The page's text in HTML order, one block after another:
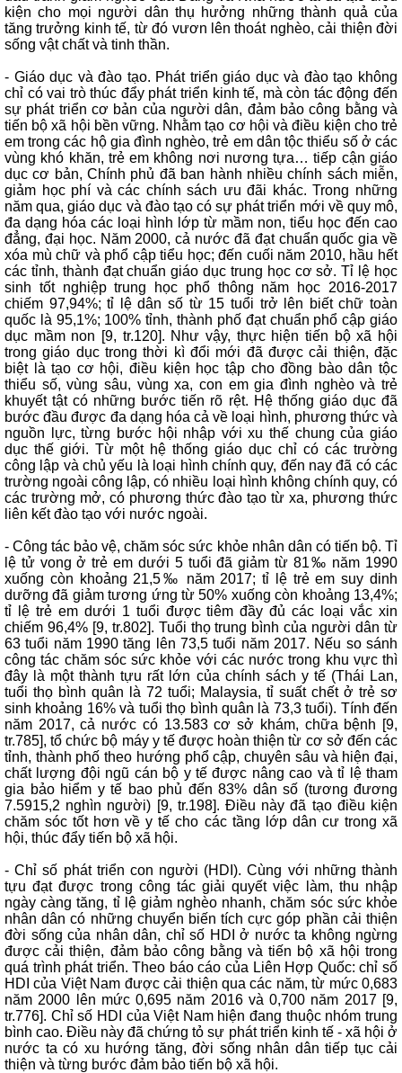
kiện cho mọi người dân thụ hưởng những thành quả của
tăng trưởng kinh tế, từ đó vươn lên thoát nghèo, cải thiện đời
sống vật chất và tinh thần.
- Giáo dục và đào tạo. Phát triển giáo dục và đào tạo không
chỉ có vai trò thúc đẩy phát triển kinh tế, mà còn tác động đến
sự phát triển cơ bản của người dân, đảm bảo công bằng và
tiến bộ xã hội bền vững. Nhằm tạo cơ hội và điều kiện cho trẻ
em trong các hộ gia đình nghèo, trẻ em dân tộc thiểu số ở các
vùng khó khăn, trẻ em không nơi nương tựa… tiếp cận giáo
dục cơ bản, Chính phủ đã ban hành nhiều chính sách miễn,
giảm học phí và các chính sách ưu đãi khác. Trong những
năm qua, giáo dục và đào tạo có sự phát triển mới về quy mô,
đa dạng hóa các loại hình lớp từ mầm non, tiểu học đến cao
đẳng, đại học. Năm 2000, cả nước đã đạt chuẩn quốc gia về
xóa mù chữ và phổ cập tiểu học; đến cuối năm 2010, hầu hết
các tỉnh, thành đạt chuẩn giáo dục trung học cơ sở. Tỉ lệ học
sinh tốt nghiệp trung học phổ thông năm học 2016-2017
chiếm 97,94%; tỉ lệ dân số từ 15 tuổi trở lên biết chữ toàn
quốc là 95,1%; 100% tỉnh, thành phố đạt chuẩn phổ cập giáo
dục mầm non [9, tr.120]. Như vậy, thực hiện tiến bộ xã hội
trong giáo dục trong thời kì đổi mới đã được cải thiện, đặc
biệt là tạo cơ hội, điều kiện học tập cho đồng bào dân tộc
thiểu số, vùng sâu, vùng xa, con em gia đình nghèo và trẻ
khuyết tật có những bước tiến rõ rệt. Hệ thống giáo dục đã
bước đầu được đa dạng hóa cả về loại hình, phương thức và
nguồn lực, từng bước hội nhập với xu thế chung của giáo
dục thế giới. Từ một hệ thống giáo dục chỉ có các trường
công lập và chủ yếu là loại hình chính quy, đến nay đã có các
trường ngoài công lập, có nhiều loại hình không chính quy, có
các trường mở, có phương thức đào tạo từ xa, phương thức
liên kết đào tạo với nước ngoài.
- Công tác bảo vệ, chăm sóc sức khỏe nhân dân có tiến bộ. Tỉ
lệ tử vong ở trẻ em dưới 5 tuổi đã giảm từ 81‰ năm 1990
xuống còn khoảng 21,5‰ năm 2017; tỉ lệ trẻ em suy dinh
dưỡng đã giảm tương ứng từ 50% xuống còn khoảng 13,4%;
tỉ lệ trẻ em dưới 1 tuổi được tiêm đầy đủ các loại vắc xin
chiếm 96,4% [9, tr.802]. Tuổi thọ trung bình của người dân từ
63 tuổi năm 1990 tăng lên 73,5 tuổi năm 2017. Nếu so sánh
công tác chăm sóc sức khỏe với các nước trong khu vực thì
đây là một thành tựu rất lớn của chính sách y tế (Thái Lan,
tuổi thọ bình quân là 72 tuổi; Malaysia, tỉ suất chết ở trẻ sơ
sinh khoảng 16% và tuổi thọ bình quân là 73,3 tuổi). Tính đến
năm 2017, cả nước có 13.583 cơ sở khám, chữa bệnh [9,
tr.785], tổ chức bộ máy y tế được hoàn thiện từ cơ sở đến các
tỉnh, thành phố theo hướng phổ cập, chuyên sâu và hiện đại,
chất lượng đội ngũ cán bộ y tế được nâng cao và tỉ lệ tham
gia bảo hiểm y tế bao phủ đến 83% dân số (tương đương
7.5915,2 nghìn người) [9, tr.198]. Điều này đã tạo điều kiện
chăm sóc tốt hơn về y tế cho các tầng lớp dân cư trong xã
hội, thúc đẩy tiến bộ xã hội.
- Chỉ số phát triển con người (HDI). Cùng với những thành
tựu đạt được trong công tác giải quyết việc làm, thu nhập
ngày càng tăng, tỉ lệ giảm nghèo nhanh, chăm sóc sức khỏe
nhân dân có những chuyển biến tích cực góp phần cải thiện
đời sống của nhân dân, chỉ số HDI ở nước ta không ngừng
được cải thiện, đảm bảo công bằng và tiến bộ xã hội trong
quá trình phát triển. Theo báo cáo của Liên Hợp Quốc: chỉ số
HDI của Việt Nam được cải thiện qua các năm, từ mức 0,683
năm 2000 lên mức 0,695 năm 2016 và 0,700 năm 2017 [9,
tr.776]. Chỉ số HDI của Việt Nam hiện đang thuộc nhóm trung
bình cao. Điều này đã chứng tỏ sự phát triển kinh tế - xã hội ở
nước ta có xu hướng tăng, đời sống nhân dân tiếp tục cải
thiện và từng bước đảm bảo tiến bộ xã hội.